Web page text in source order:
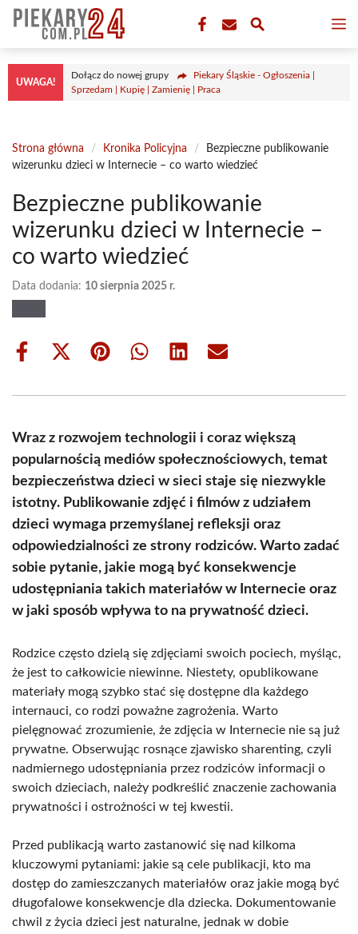
Przejdź
treści
UWAGA!
Dołącz do nowej grupy
Piekary Śląskie - Ogłoszenia |
Sprzedam | Kupię | Zamienię | Praca
Strona główna / Kronika Policyjna /
Bezpieczne publikowanie
wizerunku dzieci w Internecie – co warto wiedzieć
Bezpieczne publikowanie
wizerunku dzieci w Internecie –
co warto wiedzieć
Data dodania: 10 sierpnia 2025 r.
Share
Share
(Twitter)
Share Share Share Share
Wraz z rozwojem technologii i coraz większą
popularnością mediów społecznościowych, temat
bezpieczeństwa dzieci w sieci staje się niezwykle
istotny. Publikowanie zdjęć i filmów z udziałem
dzieci wymaga przemyślanej refleksji oraz
odpowiedzialności ze strony rodziców. Warto zadać
sobie pytanie, jakie mogą być konsekwencje
udostępniania takich materiałów w Internecie oraz
w jaki sposób wpływa to na prywatność dzieci.
Rodzice często dzielą się zdjęciami swoich pociech, myśląc,
że jest to całkowicie niewinne. Niestety, opublikowane
materiały mogą szybko stać się dostępne dla każdego
internauci, co rodzi poważne zagrożenia. Warto
pielęgnować zrozumienie, że zdjęcia w Internecie nie są już
prywatne. Obserwując rosnące zjawisko sharenting, czyli
nadmiernego udostępniania przez rodziców informacji o
swoich dzieciach, należy podkreślić znaczenie zachowania
prywatności i ostrożności w tej kwestii.
Przed publikacją warto zastanowić się nad kilkoma
kluczowymi pytaniami: jakie są cele publikacji, kto ma
dostęp do zamieszczanych materiałów oraz jakie mogą być
długofalowe konsekwencje dla dziecka. Dokumentowanie
chwil z życia dzieci jest naturalne, jednak w dobie